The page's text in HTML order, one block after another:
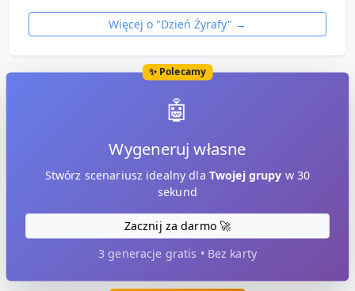
Więcej o "Dzień Żyrafy" →
✨ Polecamy
🤖
Wygeneruj własne
Stwórz scenariusz idealny dla Twojej grupy w 30
sekund
Zacznij za darmo 🚀
3 generacje gratis • Bez karty